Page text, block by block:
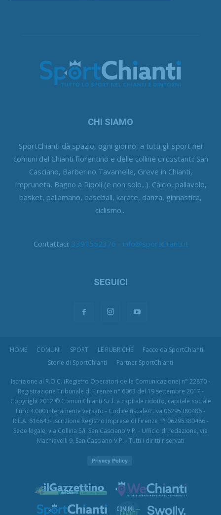
CHI SIAMO
SportChianti dà spazio, ogni giorno, a tutti gli sport nei
comuni del Chianti fiorentino e delle colline circostanti: San
Casciano, Barberino Tavarnelle, Greve in Chianti,
Impruneta, Bagno a Ripoli (e non solo...). Calcio, pallavolo,
basket, pallamano, baseball, karate, danza, ginnastica,
ciclismo...
Contattaci: 3391552376 - info@sportchianti.it
SEGUICI
HOME COMUNI SPORT LE RUBRICHE
Facce da SportChianti
Storie di SportChianti
Partner SportChianti
Iscrizione al R.O.C. (Registro Operatori della Comunicazione) n° 22870 -
Registrazione Tribunale di Firenze n° 6063 del 19 settembre 2017 -
Copyright 2012 © ComuniChianti S.r.l. a capitale ridotto, capitale sociale
Euro 4.000 interamente versato - Codice fiscale/P.Iva 06295380486 -
R.E.A. 616643- Iscrizione Registro Imprese di Firenze n° 06295380486 -
Sede legale, via Collina 5/i, San Casciano V.P. - Ufficio di redazione, via
Machiavelli 9, San Casciano V.P. - Tutti i diritti riservati